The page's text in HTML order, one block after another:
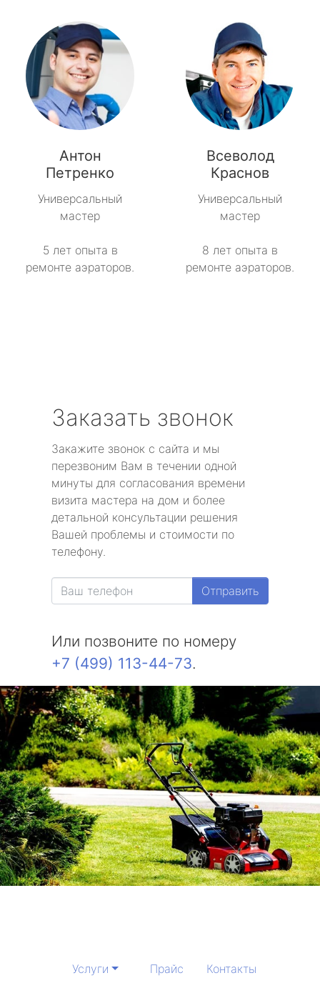
Антон
Петренко
Универсальный
мастер
5 лет опыта в
ремонте аэраторов.
Всеволод
Краснов
Универсальный
мастер
8 лет опыта в
ремонте аэраторов.
Заказать звонок
Закажите звонок с сайта и мы
перезвоним Вам в течении одной
минуты для согласования времени
визита мастера на дом и более
детальной консультации решения
Вашей проблемы и стоимости по
телефону.
Отправить
Или позвоните по номеру
+7 (499) 113-44-73.
Услуги Прайс Контакты